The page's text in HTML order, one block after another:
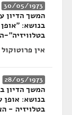
30/05/1973
המשך הדיון
בנושא:
אין פרוטוקול
28/05/1973
המשך הדיון
בנושא: אופן
בטלויזיה -